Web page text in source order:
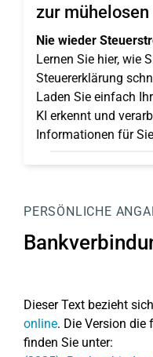
zur
Nie wieder
Lernen Sie hier, wie
Steuererklärung
Laden Sie einfach
KI erkennt und
Informationen für
PERSÖNLICHE
Dieser Text bezieht
online. Die Version die
finden Sie unter: